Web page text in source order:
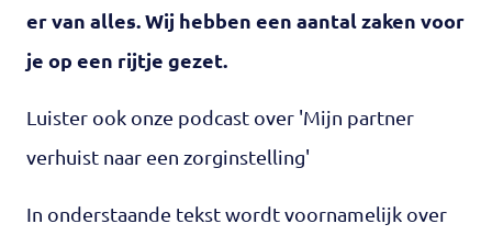
er van alles. Wij hebben een aantal zaken voor
je op een rijtje gezet.
Luister ook onze podcast over 'Mijn partner
verhuist naar een zorginstelling'
In onderstaande tekst wordt voornamelijk over